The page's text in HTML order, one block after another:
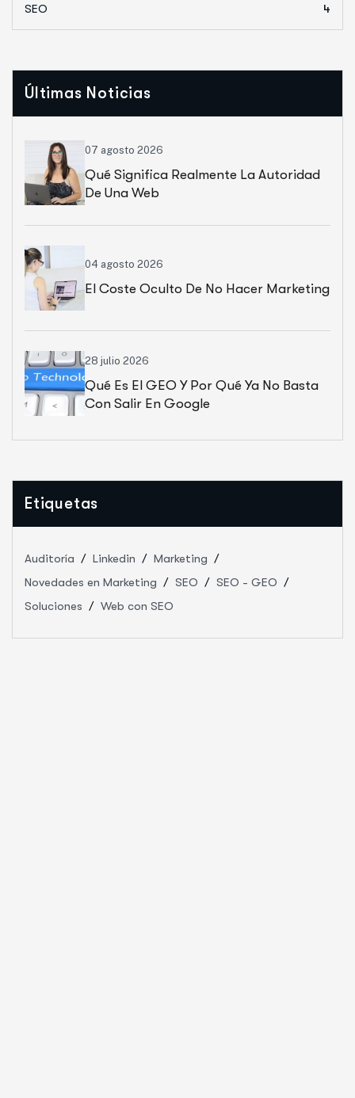
SEO 4
Últimas Noticias
07 agosto 2026
Qué Significa Realmente La Autoridad
De Una Web
04 agosto 2026
El Coste Oculto De No Hacer Marketing
28 julio 2026
Qué Es El GEO Y Por Qué Ya No Basta
Con Salir En Google
Etiquetas
Auditoría Linkedin
Marketing
Novedades en Marketing
SEO
SEO - GEO
Soluciones
Web con SEO